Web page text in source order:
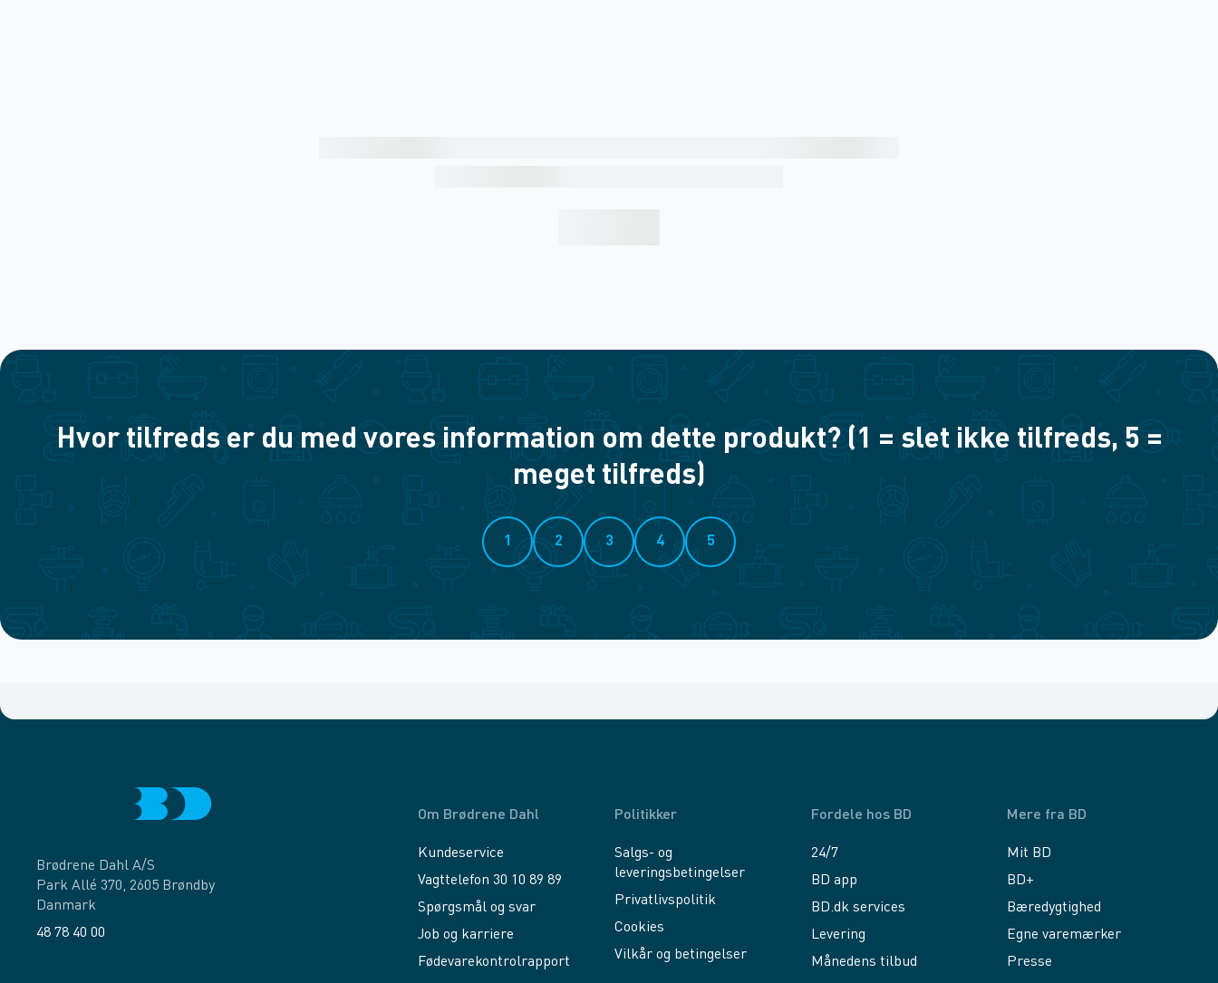
Hvor tilfreds er du med vores information om dette produkt? (1 = slet ikke tilfreds, 5 =
meget tilfreds)
1 2 3 4 5
Brødrene Dahl A/S
Park Allé 370, 2605 Brøndby
Danmark
48 78 40 00
Om Brødrene Dahl
Kundeservice
Vagttelefon 30 10 89 89
Spørgsmål og svar
Job og karriere
Fødevarekontrolrapport
Politikker
Salgs- og
leveringsbetingelser
Privatlivspolitik
Cookies
Vilkår og betingelser
Fordele hos BD
24/7
BD app
BD.dk services
Levering
Månedens tilbud
Mere fra BD
Mit BD
BD+
Bæredygtighed
Egne varemærker
Presse